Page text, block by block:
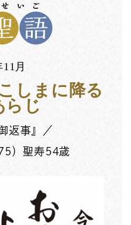
月
しまに降る
らじ
返事』／
）聖寿54歳